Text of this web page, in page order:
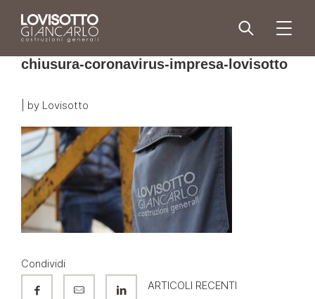
content
chiusura-coronavirus-impresa-lovisotto
by Lovisotto
Condividi
ARTICOLI RECENTI